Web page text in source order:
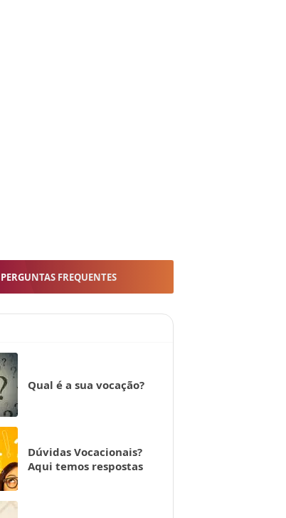
PERGUNTAS FREQUENTES
Qual é a sua vocação?
Dúvidas Vocacionais?
Aqui temos respostas